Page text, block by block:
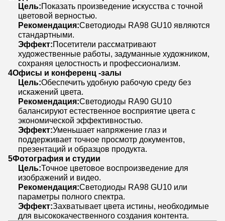
Цель:Показать произведение искусства с точной
цветовой верностью.
Рекомендация:Светодиоды RA98 GU10 являются
стандартными.
Эффект:Посетители рассматривают
художественные работы, задуманные художником,
сохраняя целостность и профессионализм.
4Офисы и конференц -залы
Цель:Обеспечить удобную рабочую среду без
искажений цвета.
Рекомендация:Светодиоды RA90 GU10
балансируют естественное восприятие цвета с
экономической эффективностью.
Эффект:Уменьшает напряжение глаз и
поддерживает точное просмотр документов,
презентаций и образцов продукта.
5Фотография и студии
Цель:Точное цветовое воспроизведение для
изображений и видео.
Рекомендация:Светодиоды RA98 GU10 или
параметры полного спектра.
Эффект:Захватывает цвета истины, необходимые
для высококачественного создания контента.